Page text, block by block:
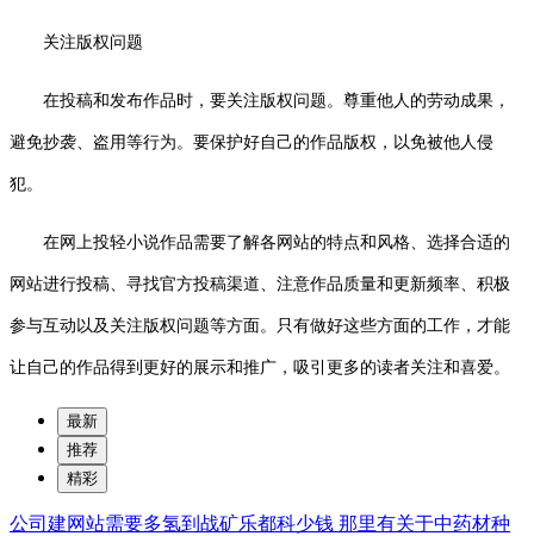
关注版权问题
在投稿和发布作品时，要关注版权问题。尊重他人的劳动成果，
避免抄袭、盗用等行为。要保护好自己的作品版权，以免被他人侵
犯。
在网上投轻小说作品需要了解各网站的特点和风格、选择合适的
网站进行投稿、寻找官方投稿渠道、注意作品质量和更新频率、积极
参与互动以及关注版权问题等方面。只有做好这些方面的工作，才能
让自己的作品得到更好的展示和推广，吸引更多的读者关注和喜爱。
最新
推荐
精彩
公司建网站需要多氢到战矿乐都科少钱 那里有关于中药材种